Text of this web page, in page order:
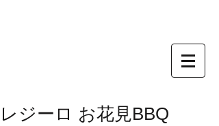
レジーロ お花見BBQ